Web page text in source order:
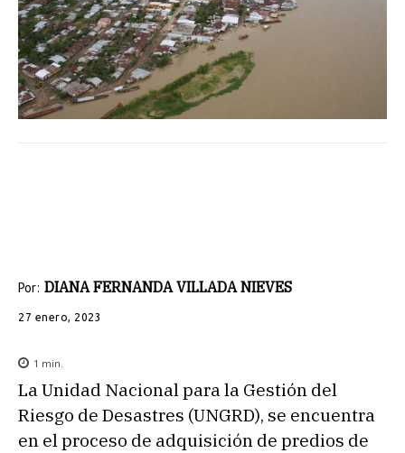
Por: DIANA FERNANDA VILLADA NIEVES
27 enero, 2023
1 min.
La Unidad Nacional para la Gestión del
Riesgo de Desastres (UNGRD), se encuentra
en el proceso de adquisición de predios de